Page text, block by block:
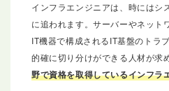
インフラエンジニアは、時にはシ
に追われます。サーバーやネット
IT機器で構成されるIT基盤のトラ
的確に切り分けができる人材が求
野で資格を取得しているインフラ